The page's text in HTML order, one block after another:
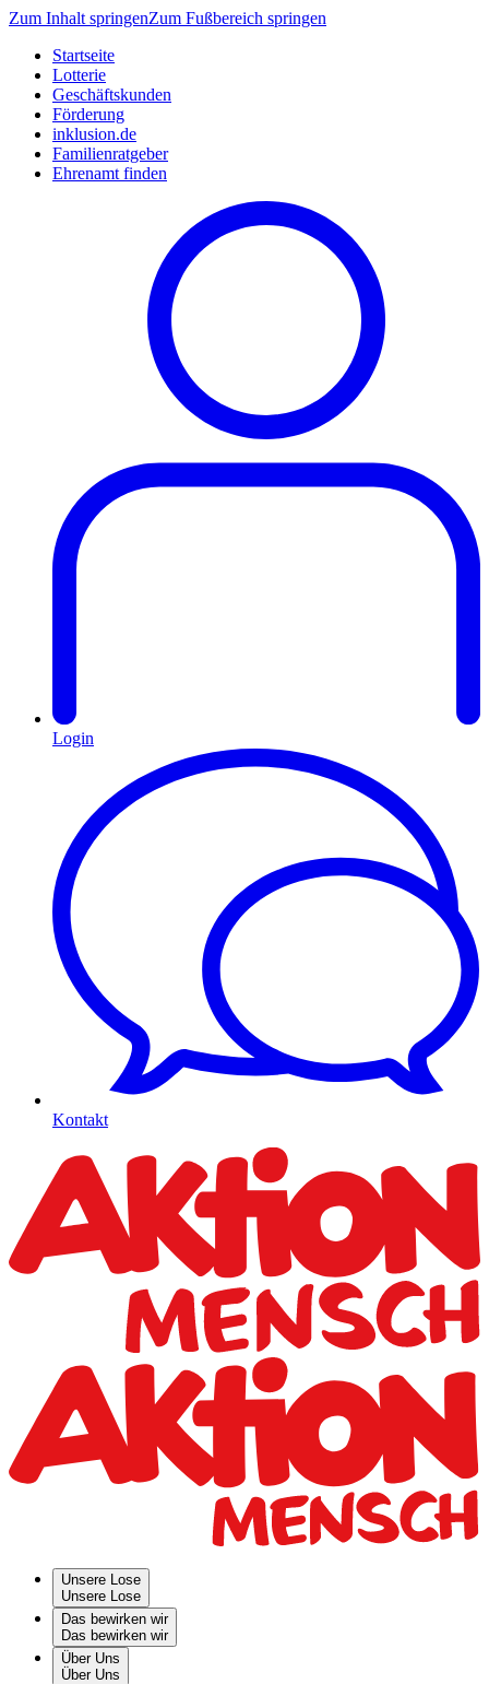
Zum Inhalt springenZum Fußbereich springen
Startseite
Lotterie
Geschäftskunden
Förderung
inklusion.de
Familienratgeber
Ehrenamt finden
Login
Kontakt
Unsere Lose
Unsere Lose
Das bewirken wir
Das bewirken wir
Über Uns
Über Uns